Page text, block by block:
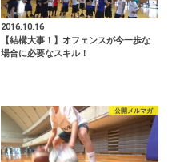
2016.10.16
【結構大事！】オフェンスが今一歩な
場合に必要なスキル！
公開メルマガ